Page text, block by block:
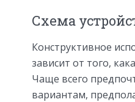
Схема
Конструктивное
зависит от того,
Чаще всего
вариантам,